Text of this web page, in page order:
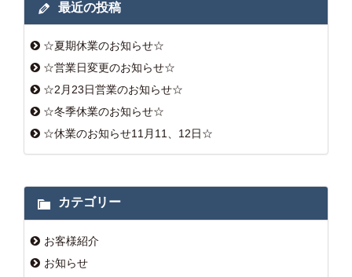
最近の投稿
☆夏期休業のお知らせ☆
☆営業日変更のお知らせ☆
☆2月23日営業のお知らせ☆
☆冬季休業のお知らせ☆
☆休業のお知らせ11月11、12日☆
カテゴリー
お客様紹介
お知らせ